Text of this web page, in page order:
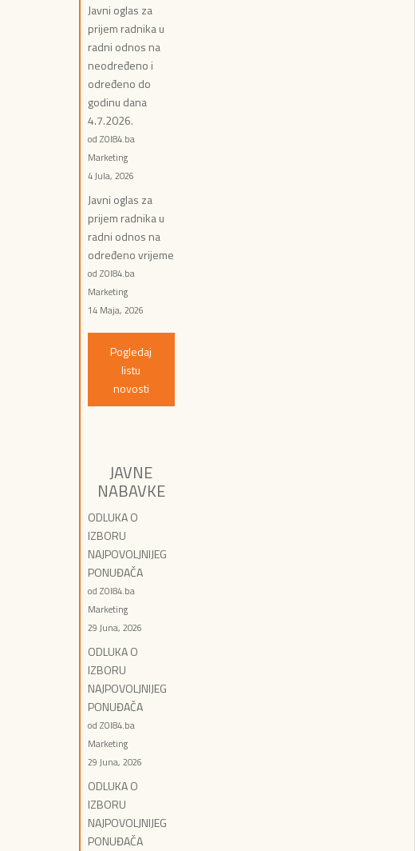
Javni oglas za
prijem radnika u
radni odnos na
neodređeno i
određeno do
godinu dana
4.7.2026.
od ZOI84.ba
Marketing
4 Jula, 2026
Javni oglas za
prijem radnika u
radni odnos na
određeno vrijeme
od ZOI84.ba
Marketing
14 Maja, 2026
Pogledaj
listu
novosti
JAVNE
NABAVKE
ODLUKA O
IZBORU
NAJPOVOLJNIJEG
PONUĐAČA
od ZOI84.ba
Marketing
29 Juna, 2026
ODLUKA O
IZBORU
NAJPOVOLJNIJEG
PONUĐAČA
od ZOI84.ba
Marketing
29 Juna, 2026
ODLUKA O
IZBORU
NAJPOVOLJNIJEG
PONUĐAČA